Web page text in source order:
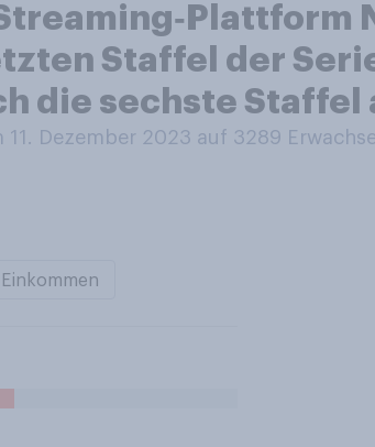
Staffel der
die sechste Staffel
11. Dezember 2023 auf 3289
Einkommen